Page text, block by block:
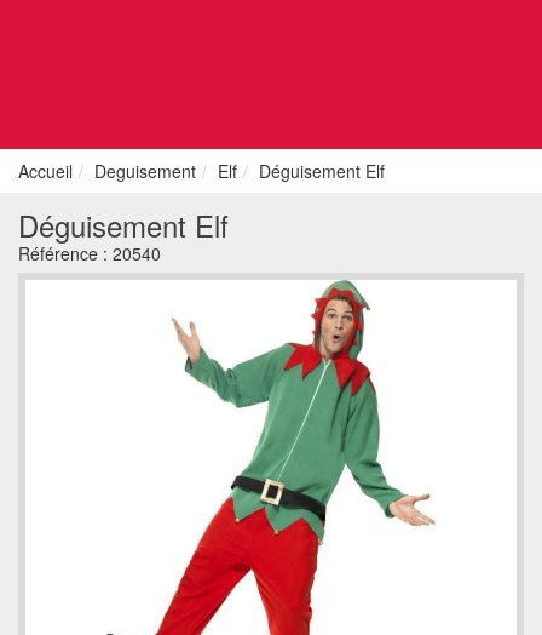
Accueil Deguisement Elf Déguisement Elf
Déguisement Elf
Référence : 20540